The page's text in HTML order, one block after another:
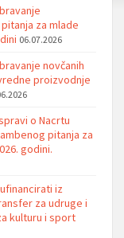
za mlade
06.07.2026
novčanih
proizvodnje
o Nacrtu
pitanja za
godini.
iz
za udruge i
kulturu i sport